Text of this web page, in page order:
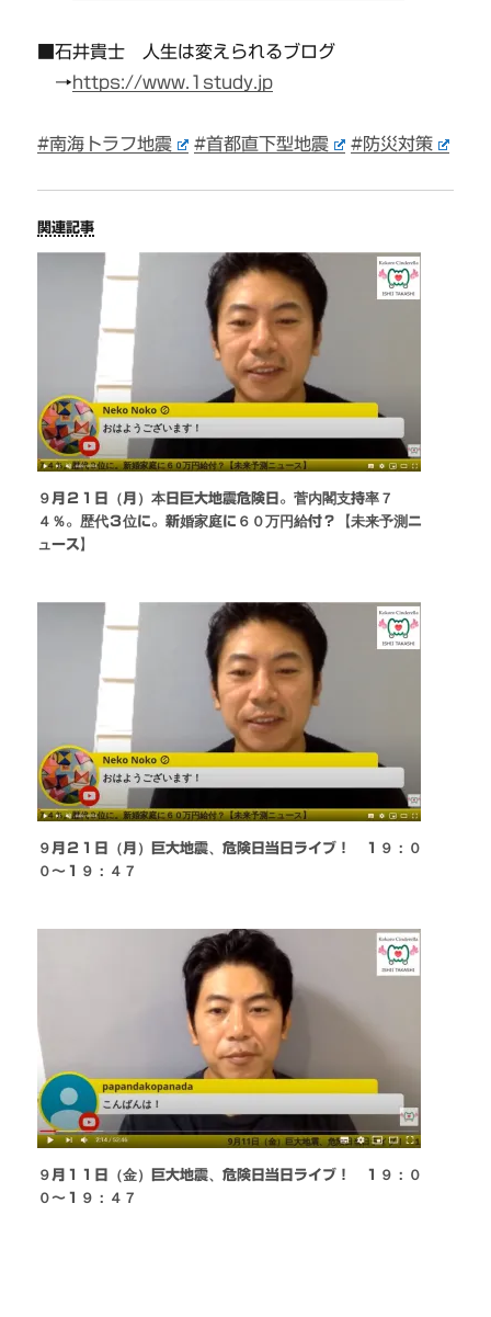
■石井貴士 人生は変えられるブログ
→https://www.1study.jp
#南海トラフ地震 #首都直下型地震 #防災対策
関連記事
９月２１日（月）本日巨大地震危険日。菅内閣支持率７
４％。歴代３位に。新婚家庭に６０万円給付？【未来予測ニ
ュース】
９月２１日（月）巨大地震、危険日当日ライブ！ １９：０
０〜１９：４７
９月１１日（金）巨大地震、危険日当日ライブ！ １９：０
０〜１９：４７